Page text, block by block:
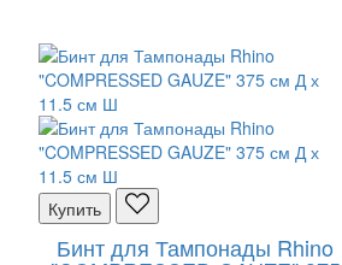
Купить
Бинт для Тампонады Rhino